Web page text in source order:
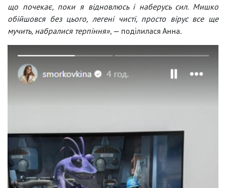
що почекає, поки я відновлюсь і наберусь сил. Мишко
обійшовся без цього, легені чисті, просто вірус все ще
мучить, набралися терпіння», — поділилася Анна.